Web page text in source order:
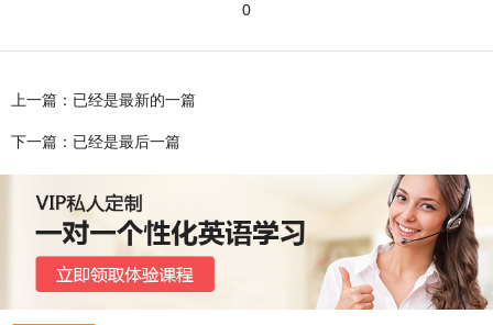
0
上一篇：已经是最新的一篇
下一篇：已经是最后一篇